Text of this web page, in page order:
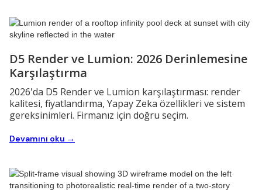
D5 Render ve Lumion: 2026 Derinlemesine
Karşılaştırma
2026'da D5 Render ve Lumion karşılaştırması: render
kalitesi, fiyatlandırma, Yapay Zeka özellikleri ve sistem
gereksinimleri. Firmanız için doğru seçim.
Devamını oku →